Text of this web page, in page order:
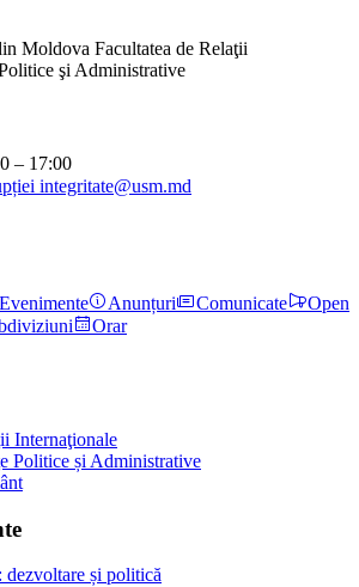
Moldova Facultatea de Relaţii
şi Administrative
– 17:00
integritate@usm.md
Evenimente Anunțuri Comunicate
Open
Orar
Internaţionale
Politice și Administrative
dezvoltare și politică